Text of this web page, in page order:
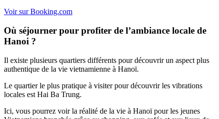
Voir sur Booking.com
Où séjourner pour profiter de l’ambiance locale de
Hanoi ?
Il existe plusieurs quartiers différents pour découvrir un aspect plus
authentique de la vie vietnamienne à Hanoï.
Le quartier le plus pratique à visiter pour découvrir les vibrations
locales est Hai Ba Trung.
Ici, vous pourrez voir la réalité de la vie à Hanoï pour les jeunes